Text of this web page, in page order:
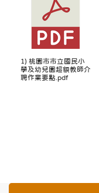
1) 桃園市市立國民小
學及幼兒園超額教師介
聘作業要點.pdf